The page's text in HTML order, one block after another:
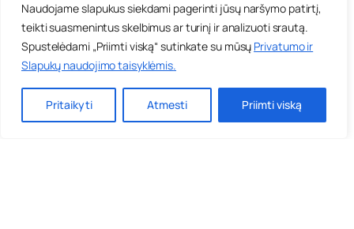
Naudojame slapukus siekdami pagerinti jūsų naršymo patirtį,
teikti suasmenintus skelbimus ar turinį ir analizuoti srautą.
Spustelėdami „Priimti viską“ sutinkate su mūsų Privatumo ir
Slapukų naudojimo taisyklėmis.
Pritaikyti Atmesti Priimti viską